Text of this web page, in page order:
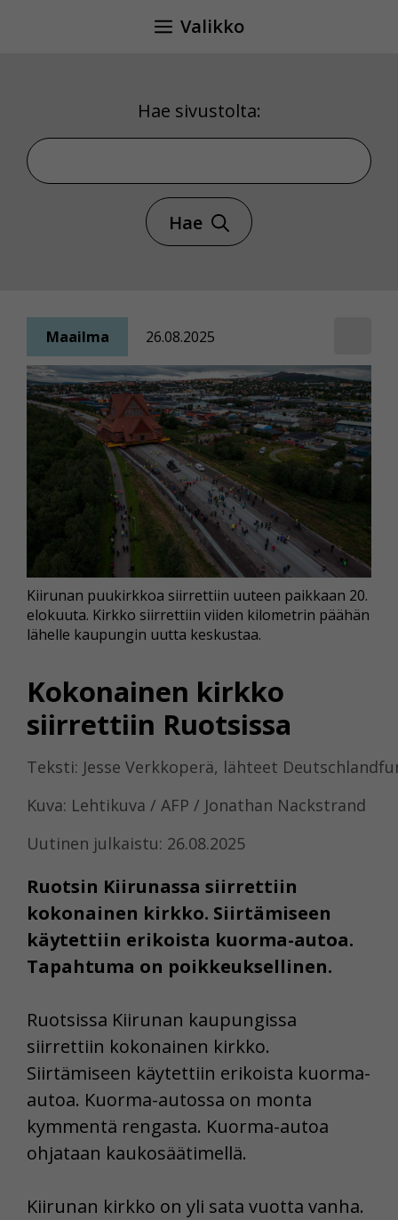
Valikko
Hae sivustolta:
Hae sivustolta
Hae
Maailma 26.08.2025
Kokonainen kirkko
siirrettiin Ruotsissa
Teksti: Jesse Verkkoperä, lähteet
Kuva: Lehtikuva / AFP / Jonathan Nackstrand
Uutinen julkaistu: 26.08.2025
Ruotsin Kiirunassa siirrettiin
kokonainen kirkko. Siirtämiseen
käytettiin erikoista kuorma-autoa.
Tapahtuma on poikkeuksellinen.
Kiirunan puukirkkoa siirrettiin uuteen paikkaan 20.
elokuuta. Kirkko siirrettiin viiden kilometrin päähän
lähelle kaupungin uutta keskustaa.
Ruotsissa Kiirunan kaupungissa
siirrettiin kokonainen kirkko.
Siirtämiseen käytettiin erikoista kuorma-
autoa. Kuorma-autossa on monta
kymmentä rengasta. Kuorma-autoa
ohjataan kaukosäätimellä.
Kiirunan kirkko on yli sata vuotta vanha.